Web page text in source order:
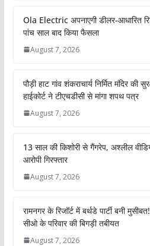
Ola Electric अपनाएगी डीलर-आधारित
पांच साल बाद किया फैसला
August 7, 2026
पौड़ी हाट गांव शंकराचार्य निर्मित मंदिर की
हाईकोर्ट ने टीएचडीसी से मांगा शपथ पत्र
August 7, 2026
13 साल की किशोरी से गैंगरेप, अश्लील
आरोपी गिरफ्तार
August 7, 2026
रामनगर के रिजॉर्ट में बर्थडे पार्टी बनी
सीओ के परिवार की बिगड़ी तबीयत
August 7, 2026